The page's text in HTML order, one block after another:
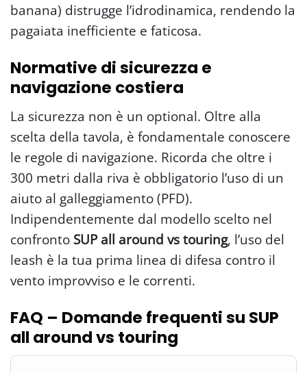
banana) distrugge l’idrodinamica, rendendo la
pagaiata inefficiente e faticosa.
Normative di sicurezza e
navigazione costiera
La sicurezza non è un optional. Oltre alla
scelta della tavola, è fondamentale conoscere
le regole di navigazione. Ricorda che oltre i
300 metri dalla riva è obbligatorio l’uso di un
aiuto al galleggiamento (PFD).
Indipendentemente dal modello scelto nel
confronto SUP all around vs touring, l’uso del
leash è la tua prima linea di difesa contro il
vento improvviso e le correnti.
FAQ – Domande frequenti su SUP
all around vs touring